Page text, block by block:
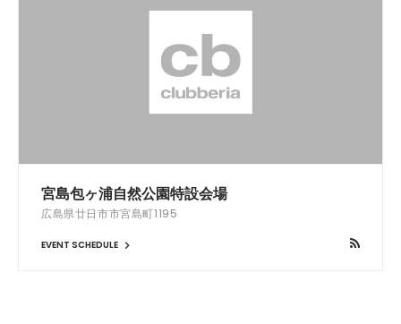
宮島包ヶ浦自然公園特設会場
広島県廿日市市宮島町1195
EVENT SCHEDULE